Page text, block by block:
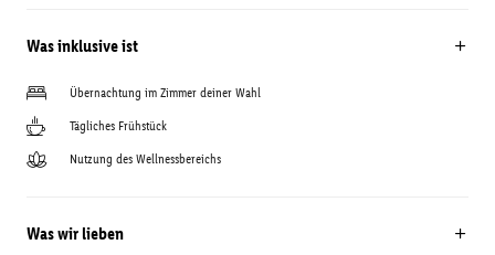
Was inklusive ist
Übernachtung im Zimmer deiner Wahl
Tägliches Frühstück
Nutzung des Wellnessbereichs
Was wir lieben